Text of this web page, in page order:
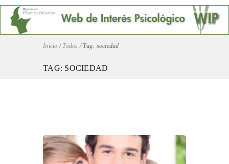
Inicio / Todos / Tag: sociedad
TAG: SOCIEDAD